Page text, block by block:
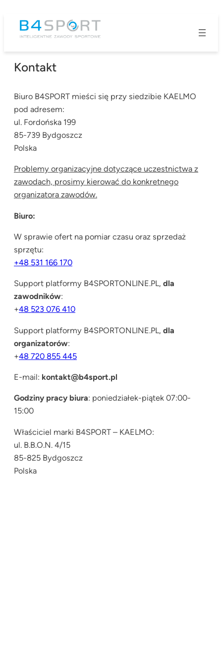
Przejdź
Kontakt
Biuro B4SPORT mieści się przy siedzibie KAELMO
pod adresem:
ul. Fordońska 199
85-739 Bydgoszcz
Polska
Problemy organizacyjne dotyczące uczestnictwa z
zawodach, prosimy kierować do konkretnego
organizatora zawodów.
Biuro:
W sprawie ofert na pomiar czasu oraz sprzedaż
sprzętu:
+48 531 166 170
Support platformy B4SPORTONLINE.PL, dla
zawodników:
+48 523 076 410
Support platformy B4SPORTONLINE.PL, dla
organizatorów:
+48 720 855 445
E-mail: kontakt@b4sport.pl
Godziny pracy biura: poniedziałek-piątek 07:00-
15:00
Właściciel marki B4SPORT – KAELMO:
ul. B.B.O.N. 4/15
85-825 Bydgoszcz
Polska